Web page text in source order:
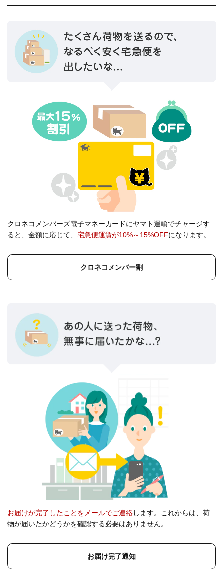
クロネコメンバーズ電子マネーカードにヤマト運輸でチャージす
ると、金額に応じて、 宅急便運賃が10%～15%OFFになります。
クロネコメンバー割
お届けが完了したことをメールでご連絡します。これからは、荷
物が届いたかどうかを確認する必要はありません。
お届け完了通知